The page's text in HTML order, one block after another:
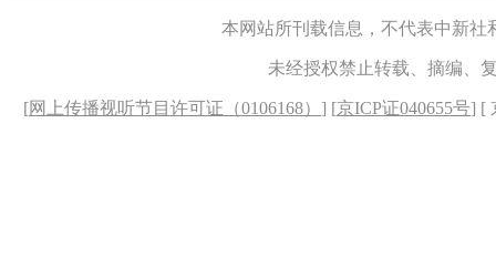
本网站所刊载信息，不代表中新
未经授权禁止转载、摘编、
[网上传播视听节目许可证（0106168） ] [京ICP证040655号] [